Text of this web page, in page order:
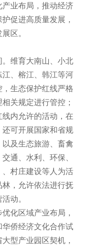
业布局，推动经济
促进高质量发展，
区。
维育大南山、小北
、榕江、韩江等河
生态保护红线严格
关规定进行管控；
内允许的活动，在
可开展国家和省规
及生态旅游、畜禽
通、水利、环保、
村庄建设等人为活
，允许依法进行抚
动。
化区域产业布局，
侨经济文化合作试
型产业园区契机，